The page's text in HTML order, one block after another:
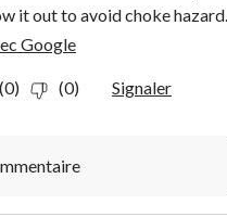
it out to avoid choke hazard.
Google
(0) (0) Signaler